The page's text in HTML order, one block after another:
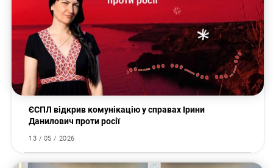
ЄСПЛ відкрив комунікацію у справах Ірини
Данилович проти росії
13 / 05 / 2026